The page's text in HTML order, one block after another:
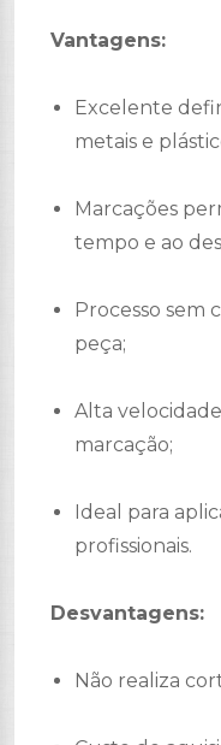
Vantagens:
Excelente
metais e
Marcações
tempo e ao
Processo sem
peça;
Alta
marcação;
Ideal para
profissionais.
Desvantagens:
Não realiza